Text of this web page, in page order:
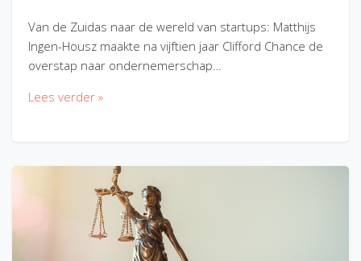
Van de Zuidas naar de wereld van startups: Matthijs
Ingen-Housz maakte na vijftien jaar Clifford Chance de
overstap naar ondernemerschap…
Lees verder »